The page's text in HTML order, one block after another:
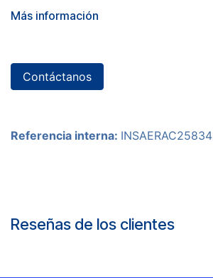
Más información
Contáctanos
Referencia interna: INSAERAC25834
Reseñas de los clientes